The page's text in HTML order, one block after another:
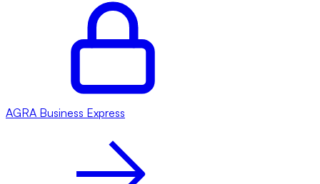
AGRA Business Express